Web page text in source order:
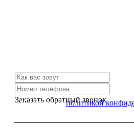
Заказать обратный звонок
Я согласен сполитикой